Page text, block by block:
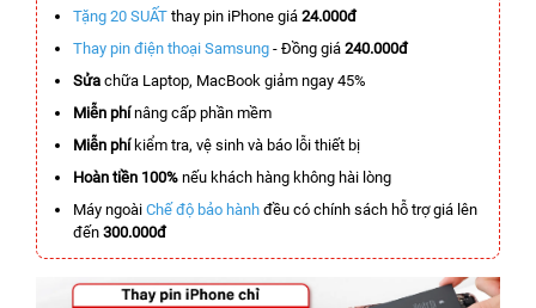
Tặng 20 SUẤT thay pin iPhone giá 24.000đ
Thay pin điện thoại Samsung - Đồng giá 240.000đ
Sửa chữa Laptop, MacBook giảm ngay 45%
Miễn phínâng cấp phần mềm
Miễn phíkiểm tra, vệ sinh và báo lỗi thiết bị
Hoàn tiền 100% nếu khách hàng không hài lòng
Máy ngoài Chế độ bảo hành đều có chính sách hỗ trợ giá lên
đến 300.000đ